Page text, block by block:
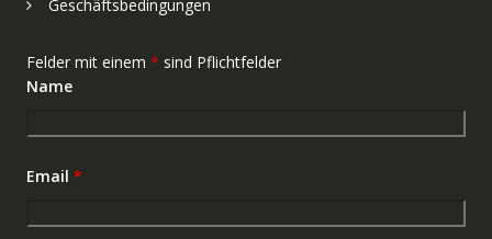
Geschäftsbedingungen
Felder mit einem * sind Pflichtfelder
Name
Email *